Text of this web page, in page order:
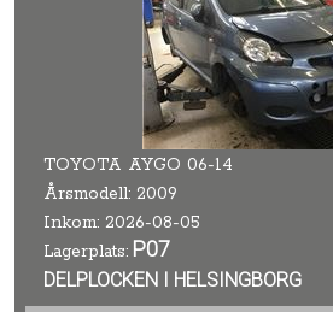
TOYOTA AYGO 06-14
Årsmodell: 2009
Inkom: 2026-08-05
Lagerplats: P07
DELPLOCKEN I HELSINGBORG